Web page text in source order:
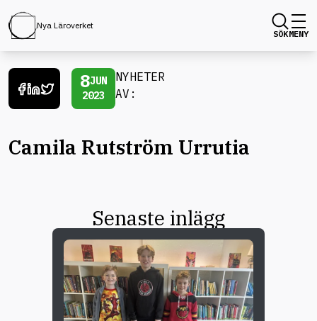
Nya Läroverket
SÖKMENY
8JUN
2023
NYHETER
AV:
Camila Rutström Urrutia
Senaste inlägg